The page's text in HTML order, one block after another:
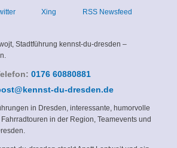
Xing RSS Newsfeed
Stadtführung kennst-du-dresden –
0176 60880881
du-dresden.de(link
e-
mail)
in Dresden, interessante, humorvolle
in der Region, Teamevents und